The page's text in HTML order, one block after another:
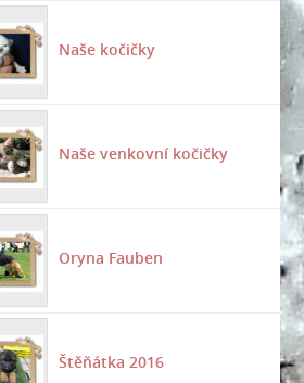
Naše kočičky
Naše venkovní kočičky
Oryna Fauben
Štěňátka 2016